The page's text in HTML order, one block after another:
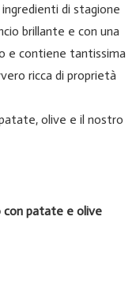
di stagione
brillante e con una
e contiene tantissima
ricca di proprietà
olive e il nostro
con patate e olive